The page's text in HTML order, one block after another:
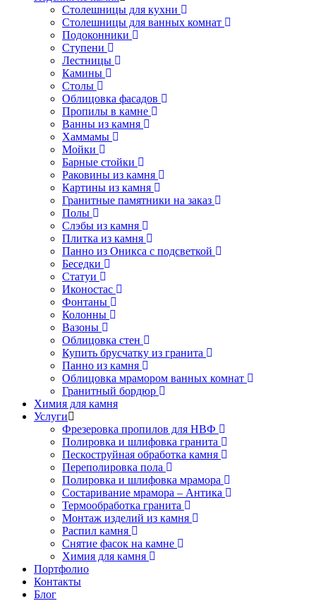
Столешницы для кухни
Столешницы для ванных комнат
Подоконники
Ступени
Лестницы
Камины
Столы
Облицовка фасадов
Пропилы в камне
Ванны из камня
Хаммамы
Мойки
Барные стойки
Раковины из камня
Картины из камня
Гранитные памятники на заказ
Полы
Слэбы из камня
Плитка из камня
Панно из Оникса с подсветкой
Беседки
Статуи
Иконостас
Фонтаны
Колонны
Вазоны
Облицовка стен
Купить брусчатку из гранита
Панно из камня
Облицовка мрамором ванных комнат
Гранитный бордюр
Химия для камня
Услуги
Фрезеровка пропилов для НВФ
Полировка и шлифовка гранита
Пескоструйная обработка камня
Переполировка пола
Полировка и шлифовка мрамора
Состаривание мрамора – Антика
Термообработка гранита
Монтаж изделий из камня
Распил камня
Снятие фасок на камне
Химия для камня
Портфолио
Контакты
Блог